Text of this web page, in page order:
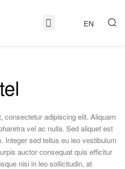
EN
consectetur adipiscing elit. Aliquam
vel ac nulla. Sed aliquet est
Integer sed tellus eu leo vestibulum
auctor consequat quis efficitur
nisi in leo sollicitudin, at